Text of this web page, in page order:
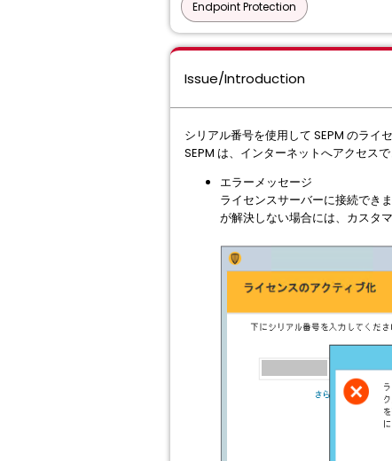
Endpoint Protection
Issue/Introduction
シリアル番号を使用して SEPM のライ
SEPM は、インターネットへアクセスで
エラーメッセージ
ライセンスサーバーに接続でき
が解決しない場合には、カスタ